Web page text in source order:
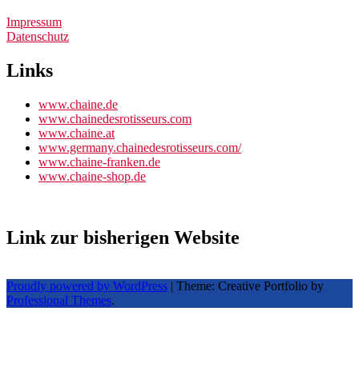
Impressum
Datenschutz
Links
www.chaine.de
www.chainedesrotisseurs.com
www.chaine.at
www.germany.chainedesrotisseurs.com/
www.chaine-franken.de
www.chaine-shop.de
Link zur bisherigen Website
Proudly powered by WordPress | Theme: Creative Portfolio by
Professional Themes.